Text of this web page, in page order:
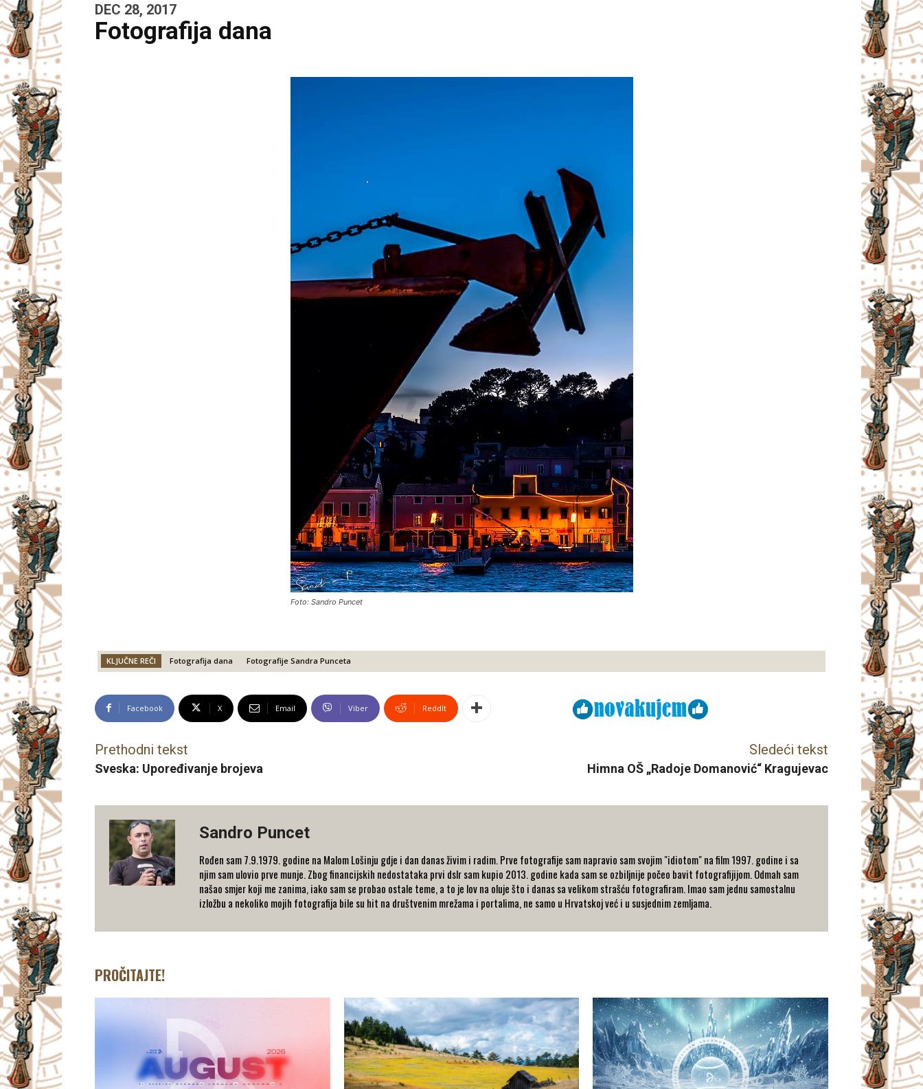
DEC 28, 2017
Fotografija dana
Foto: Sandro Puncet
KLJUČNE REČI Fotografija dana Fotografije Sandra Punceta
Facebook X Email Viber ReddIt
Prethodni tekst
Sveska: Upoređivanje brojeva
Sledeći tekst
Himna OŠ „Radoje Domanović“ Kragujevac
Sandro Puncet
Rođen sam 7.9.1979. godine na Malom Lošinju gdje i dan danas živim i radim. Prve fotografije sam napravio sam svojim "idiotom" na film 1997. godine i sa
njim sam ulovio prve munje. Zbog financijskih nedostataka prvi dslr sam kupio 2013. godine kada sam se ozbiljnije počeo bavit fotografijijom. Odmah sam
našao smjer koji me zanima, iako sam se probao ostale teme, a to je lov na oluje što i danas sa velikom strašću fotografiram. Imao sam jednu samostalnu
izložbu a nekoliko mojih fotografija bile su hit na društvenim mrežama i portalima, ne samo u Hrvatskoj već i u susjednim zemljama.
PROČITAJTE!